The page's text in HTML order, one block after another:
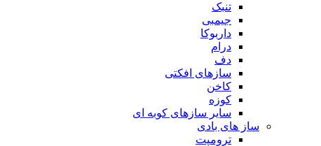
تنبک
جیمبی
داربوکا
درام
دف
سازهای افکتی
کاخن
کوزه
سایر سازهای کوبه ای
ساز های بادی
ترومپت